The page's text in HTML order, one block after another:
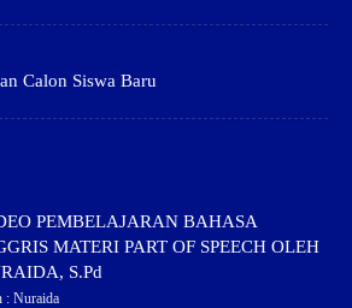
Calon Siswa Baru
PEMBELAJARAN BAHASA
MATERI PART OF SPEECH OLEH
S.Pd
: Nuraida